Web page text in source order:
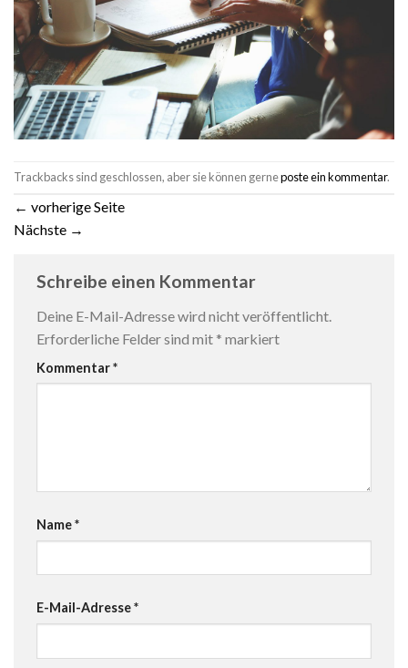
Trackbacks sind geschlossen, aber sie können gerneposte ein kommentar.
← vorherige Seite
Nächste →
Schreibe einen Kommentar
Deine E-Mail-Adresse wird nicht veröffentlicht.
Erforderliche Felder sind mit * markiert
Kommentar*
Name*
E-Mail-Adresse*